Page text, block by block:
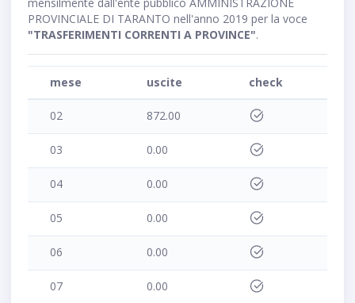
PROVINCIALE DI TARANTO nell'anno 2019 per la voce
"TRASFERIMENTI CORRENTI A PROVINCE".
mese uscite check
02 872.00
03 0.00
04 0.00
05 0.00
06 0.00
07 0.00